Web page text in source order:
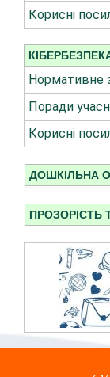
Корисні
Нормативне
Поради
Корисні
ДОШКІЛЬНА
ПРОЗОРІСТЬ